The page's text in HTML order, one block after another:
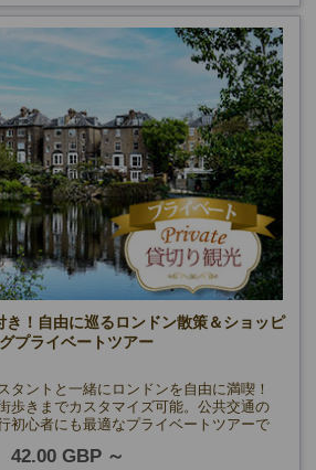
き！自由に巡るロンドン散策＆ショッピ
プライベートツアー
タントと一緒にロンドンを自由に満喫！
歩きまでカスタマイズ可能。公共交通の
初心者にも最適なプライベートツアーで
42.00 GBP